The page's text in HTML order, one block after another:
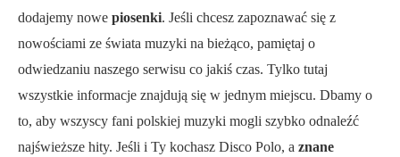
dodajemy nowe piosenki. Jeśli chcesz zapoznawać się z
nowościami ze świata muzyki na bieżąco, pamiętaj o
odwiedzaniu naszego serwisu co jakiś czas. Tylko tutaj
wszystkie informacje znajdują się w jednym miejscu. Dbamy o
to, aby wszyscy fani polskiej muzyki mogli szybko odnaleźć
najświeższe hity. Jeśli i Ty kochasz Disco Polo, a znane